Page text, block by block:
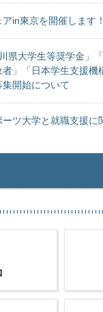
in東京を開催します！
県大学生等奨学金」
」「日本学生支援機
開始について
ツ大学と就職支援に